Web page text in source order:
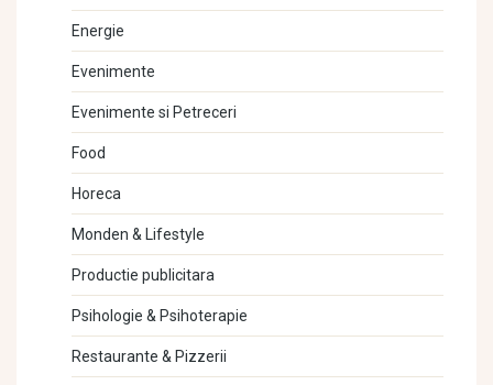
Energie
Evenimente
Evenimente si Petreceri
Food
Horeca
Monden & Lifestyle
Productie publicitara
Psihologie & Psihoterapie
Restaurante & Pizzerii